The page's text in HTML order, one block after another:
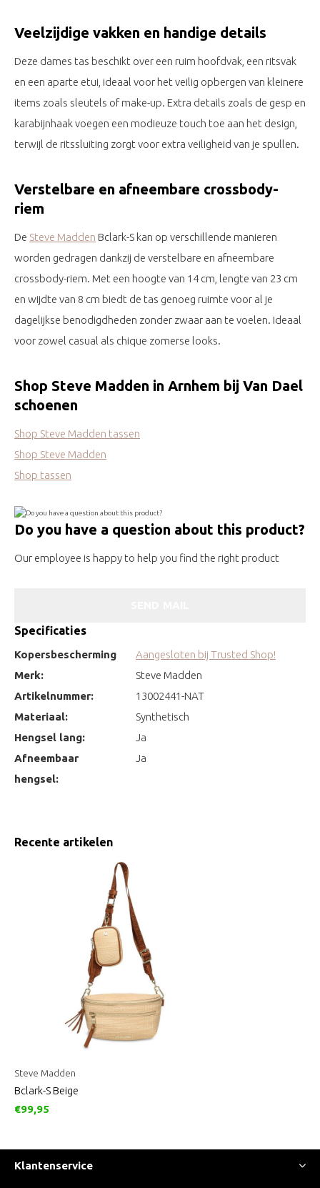
Veelzijdige vakken en handige details
Deze dames tas beschikt over een ruim hoofdvak, een ritsvak
en een aparte etui, ideaal voor het veilig opbergen van kleinere
items zoals sleutels of make-up. Extra details zoals de gesp en
karabijnhaak voegen een modieuze touch toe aan het design,
terwijl de ritssluiting zorgt voor extra veiligheid van je spullen.
Verstelbare en afneembare crossbody-
riem
De Steve Madden Bclark-S kan op verschillende manieren
worden gedragen dankzij de verstelbare en afneembare
crossbody-riem. Met een hoogte van 14 cm, lengte van 23 cm
en wijdte van 8 cm biedt de tas genoeg ruimte voor al je
dagelijkse benodigdheden zonder zwaar aan te voelen. Ideaal
voor zowel casual als chique zomerse looks.
Shop Steve Madden in Arnhem bij Van Dael
schoenen
Shop Steve Madden tassen
Shop Steve Madden
Shop tassen
Do you have a question about this product?
Our employee is happy to help you find the right product
Specificaties
Kopersbescherming
Aangesloten bij Trusted Shop!
Merk:
Steve Madden
Artikelnummer:
13002441-NAT
Materiaal:
Synthetisch
Hengsel lang:
Ja
Afneembaar
hengsel:
Ja
Recente artikelen
Steve Madden
Bclark-S Beige
€99,95
Klantenservice